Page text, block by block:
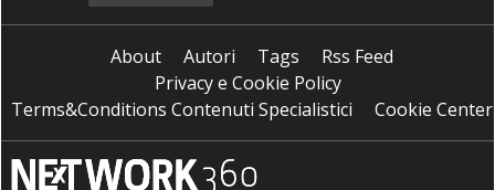
About Autori Tags
Rss Feed
Privacy e Cookie Policy
Terms&Conditions Contenuti Specialistici
Cookie Center